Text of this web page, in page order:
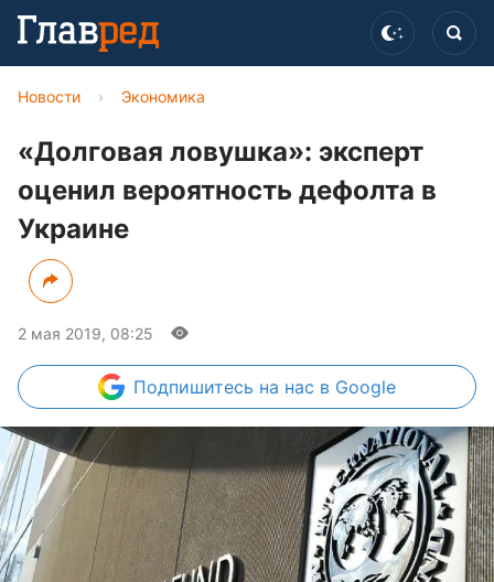
Новости › Экономика
«Долговая ловушка»: эксперт
оценил вероятность дефолта в
Украине
2 мая 2019, 08:25
Подпишитесь на нас в Google